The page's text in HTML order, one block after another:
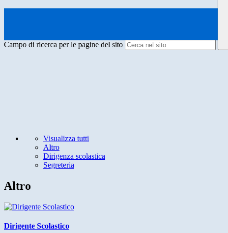
Campo di ricerca per le pagine del sito
Visualizza tutti
Altro
Dirigenza scolastica
Segreteria
Altro
Dirigente Scolastico